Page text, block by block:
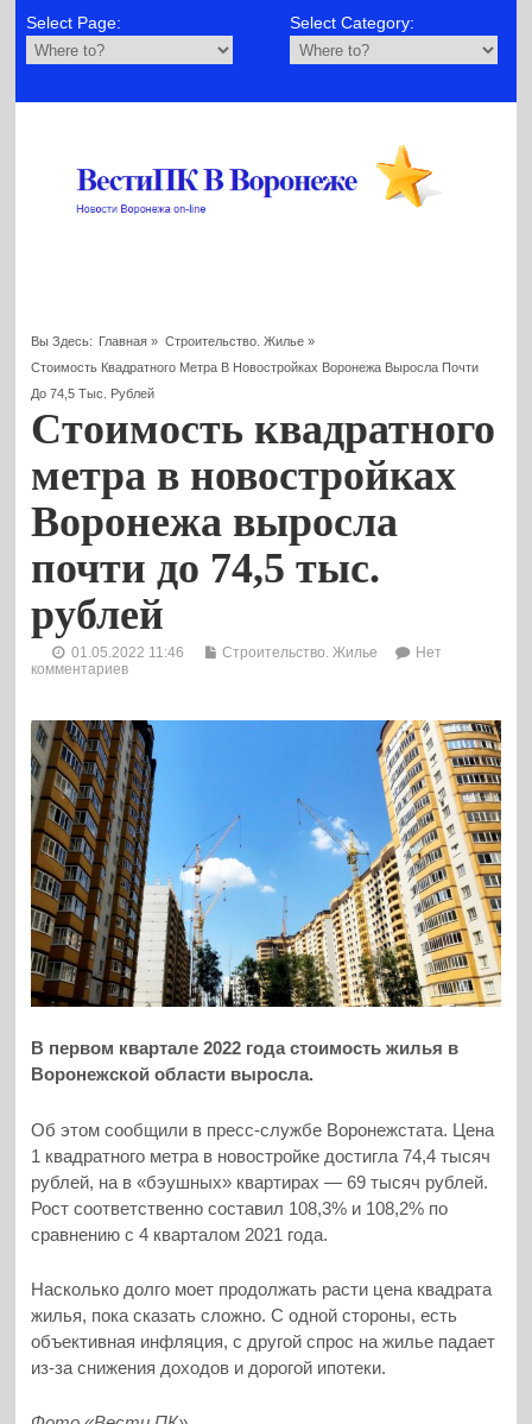
Select Page: Select Category:
Вы Здесь: Главная » Строительство. Жилье»
Стоимость Квадратного Метра В Новостройках Воронежа Выросла Почти
До 74,5 Тыс. Рублей
Стоимость квадратного
метра в новостройках
Воронежа выросла
почти до 74,5 тыс.
рублей
01.05.2022 11:46 Строительство. Жилье
Нет
комментариев
В первом квартале 2022 года стоимость жилья в
Воронежской области выросла.
Об этом сообщили в пресс-службе Воронежстата. Цена
1 квадратного метра в новостройке достигла 74,4 тысяч
рублей, на в «бэушных» квартирах — 69 тысяч рублей.
Рост соответственно составил 108,3% и 108,2% по
сравнению с 4 кварталом 2021 года.
Насколько долго моет продолжать расти цена квадрата
жилья, пока сказать сложно. С одной стороны, есть
объективная инфляция, с другой спрос на жилье падает
из-за снижения доходов и дорогой ипотеки.